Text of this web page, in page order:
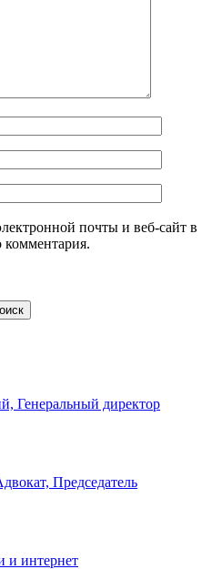
почты и веб-сайт в
комментария.
Генеральный директор
Председатель
и интернет